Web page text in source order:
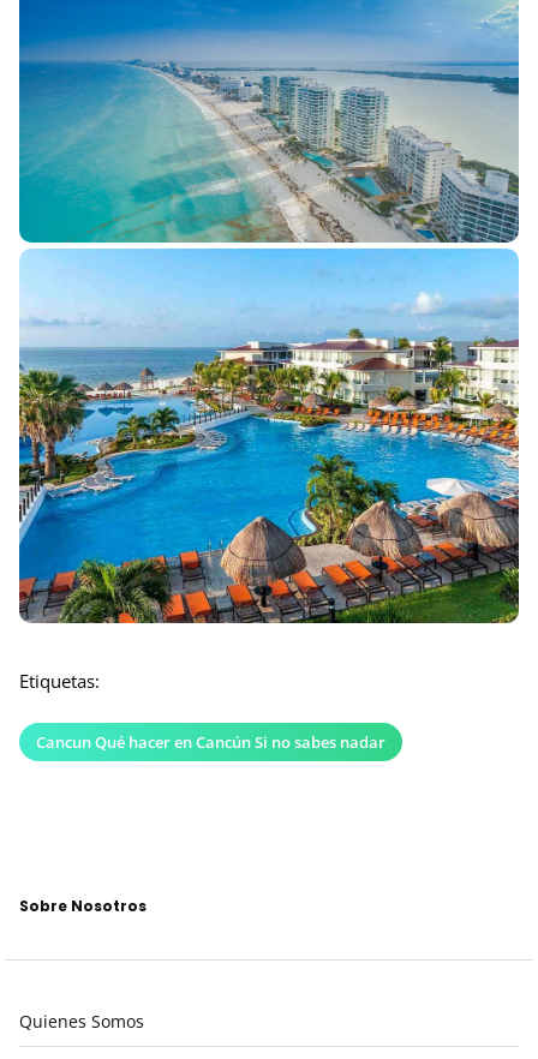
Etiquetas:
Cancun Qué hacer en Cancún Si no sabes nadar
Sobre Nosotros
Quienes Somos